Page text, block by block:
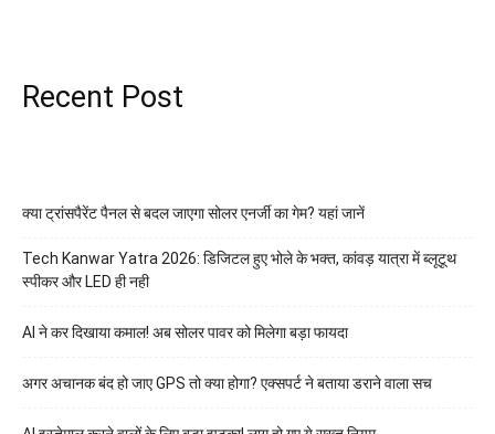
Recent Post
क्या ट्रांसपैरेंट पैनल से बदल जाएगा सोलर एनर्जी का गेम? यहां जानें
Tech Kanwar Yatra 2026: डिजिटल हुए भोले के भक्त, कांवड़ यात्रा में ब्लूटूथ
स्पीकर और LED ही नही
AI ने कर दिखाया कमाल! अब सोलर पावर को मिलेगा बड़ा फायदा
अगर अचानक बंद हो जाए GPS तो क्या होगा? एक्सपर्ट ने बताया डराने वाला सच